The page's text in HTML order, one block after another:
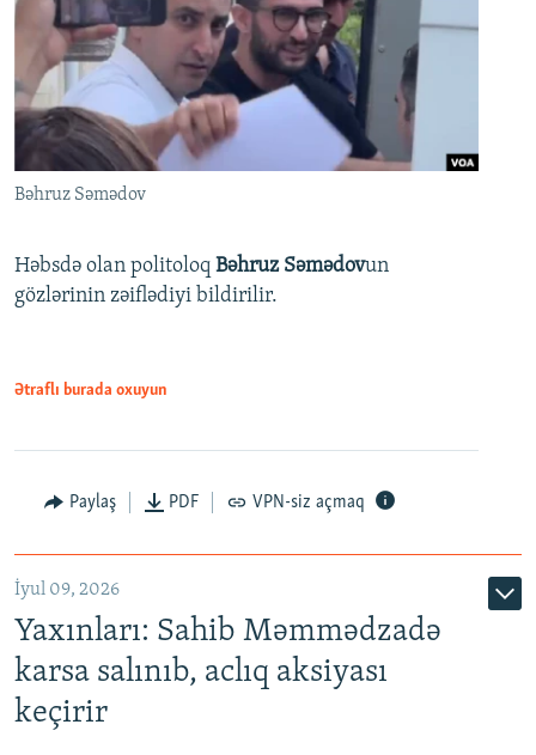
Bəhruz Səmədov
Həbsdə olan politoloq Bəhruz Səmədovun
gözlərinin zəiflədiyi bildirilir.
Ətraflı burada oxuyun
Paylaş PDF VPN-siz açmaq
İyul 09, 2026
Yaxınları: Sahib Məmmədzadə
karsa salınıb, aclıq aksiyası
keçirir